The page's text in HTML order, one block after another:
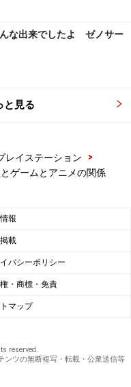
な出来でしたよ ゼノサー
と見る
レイステーション
>
ゲームとアニメの関係
報
載
バシーポリシー
・商標・免責
マップ
reserved.
ンツの無断複写・転載・公衆送信等